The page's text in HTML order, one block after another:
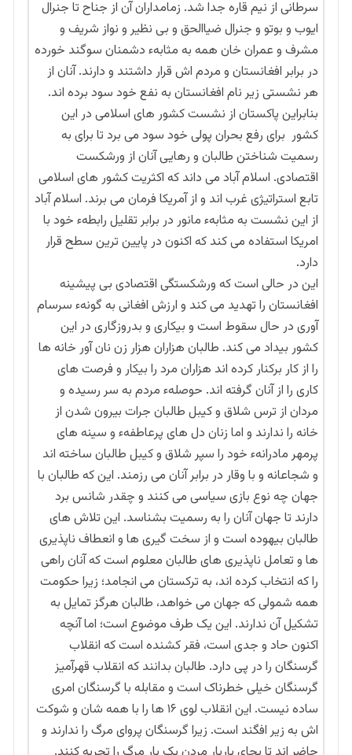
سرطانی از نیم قاره جدا شد. زمامداران آن از جناح تا جنرال
ایوب و بوتو و جنرال ضیاالحق و بی نظیر و نواز شریف و
مشرف و عمران خان همه به مثابهء دشمنان سوگند خورده
در برابر افغانستان و مردم اش قرار داشتند و دارند. آنان از
هر نشستی زیر نام افغانستان به نفع خود سود برده اند.
بنابراین پاکستان از نشست کشور های اسلامی در این
کشور برای رفع بحران پولی خود سود می برد تا برای به
رسمیت شناختن طالبان و رهایی آنان از ورشکست
اقتصادی. اسلام آباد می داند که اکثریت کشور های اسلامی
تابع استراتیژی غرب اند و از آمریکا فرمان می برند. اسلام آباد
از این نشست به مثابهء مانور در برابر تقلیل رابطهء خود با
امریکا استفاده می کند که اکنون در پایین ترین سطح قرار
دارد.
این در حالی است که ورشکستگی اقتصادی بی پیشینه
افغانستان را تهدید می کند و ارزش افغانی به گونهء سرسام
آوری در حال سقوط است و بیکاری و بدروزگاری در این
کشور بیداد می کند. طالبان هزاران هزار زن نان آور خانه ها
را از کار برکنار کرده اند هزاران مرد را بیکار و فرصت های
کاری را از آنان گرفته اند. حوصلهء مردم به سر رسیده و
مردان از ترس شلاق و کیبل طالبان جرات بیرون شدن از
خانه را ندارند و اما زنان دل های پرعاطفهء و سینه های
پرمهر مادرانهء خود را سپر شلاق و کیبل طالبان ساخته اند
و شجاعانه و با وقار در برابر آنان می رزمند. این که طالبان با
جهان چه نوع بازی سیاسی می کنند و چقدر شانس برد
دارند تا جهان آنان را به رسمیت بشناسد. این تلاش های
طالبان بیهوده است و از سخت گیری ها و انعطاف ناپذیری
ها و تعامل ناپذیری های طالبان معلوم است که آنان راهی
را که انتخاب کرده اند، به ترکستان می انجامد؛ زیرا حکومت
همه شمولی که جهان می خواهد، طالبان هرگز تمایل به
تشکیل آن ندارند. این یک طرف موضوع است؛ اما آنچه
اکنون حاد و جدی است، فقر کشنده است که انقلاب
گرسنگان را در پی دارد. طالبان بدانند که انقلاب قهرآمیز
گرسنگان خیلی خطرناک است و مقابله با گرسنگان امری
ساده نیست. این انقلاب لوی ۱۶ ها را با همه شان و شوکت
اش به زیر افگند است. زیرا گرسنگان پروای مرگ را ندارند و